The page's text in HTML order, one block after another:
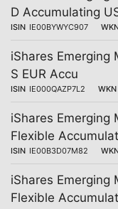
D Accumulating
ISIN IE00BYWYC907
iShares Emerging
S EUR Accu
ISIN IE000QAZP7L2 WKN
iShares Emerging
Flexible
ISIN IE00B3D07M82
iShares Emerging
Flexible